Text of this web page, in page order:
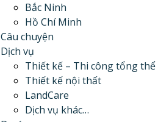
Bắc Ninh
Hồ Chí Minh
Câu chuyện
Dịch vụ
Thiết kế – Thi công tổng thể
Thiết kế nội thất
LandCare
Dịch vụ khác…